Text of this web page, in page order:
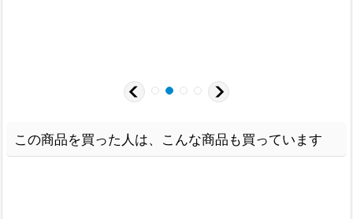
この商品を買った人は、こんな商品も買っています